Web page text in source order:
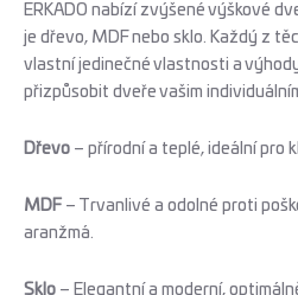
ERKADO nabízí zvýšené výškové
je dřevo, MDF nebo sklo. Každý z
vlastní jedinečné vlastnosti a
přizpůsobit dveře vašim
Dřevo – přírodní a teplé, ideální pro
MDF – Trvanlivé a odolné proti
aranžmá.
Sklo – Elegantní a moderní,